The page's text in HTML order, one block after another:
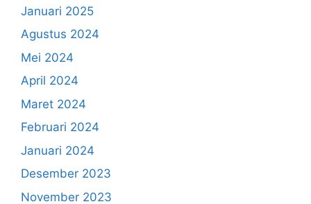
Januari 2025
Agustus 2024
Mei 2024
April 2024
Maret 2024
Februari 2024
Januari 2024
Desember 2023
November 2023